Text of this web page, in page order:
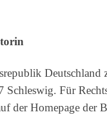
Für
der Homepage der